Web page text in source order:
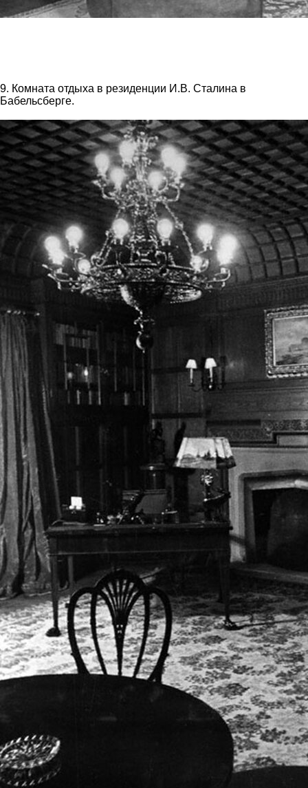
9. Комната отдыха в резиденции И.В. Сталина в
Бабельсберге.